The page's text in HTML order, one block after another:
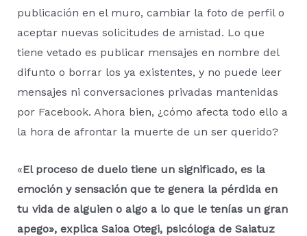
publicación en el muro, cambiar la foto de perfil o
aceptar nuevas solicitudes de amistad. Lo que
tiene vetado es publicar mensajes en nombre del
difunto o borrar los ya existentes, y no puede leer
mensajes ni conversaciones privadas mantenidas
por Facebook. Ahora bien, ¿cómo afecta todo ello a
la hora de afrontar la muerte de un ser querido?
«El proceso de duelo tiene un significado, es la
emoción y sensación que te genera la pérdida en
tu vida de alguien o algo a lo que le tenías un gran
apego», explica Saioa Otegi, psicóloga de Saiatuz